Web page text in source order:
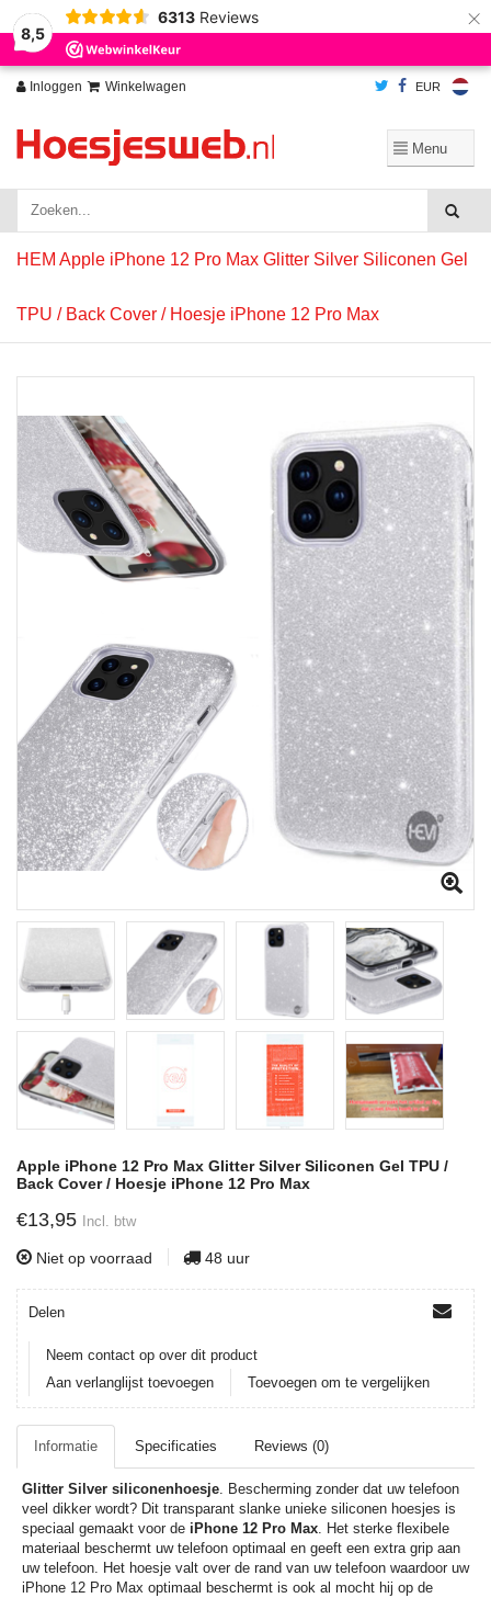
8,5
6313 Reviews ×
Inloggen Winkelwagen EUR
HEM Apple iPhone 12 Pro Max Glitter Silver Siliconen Gel
TPU / Back Cover / Hoesje iPhone 12 Pro Max
Apple iPhone 12 Pro Max Glitter Silver Siliconen Gel TPU /
Back Cover / Hoesje iPhone 12 Pro Max
€13,95 Incl. btw
Niet op voorraad 48 uur
Delen
Neem contact op over dit product
Aan verlanglijst toevoegen
Toevoegen om te vergelijken
Informatie Specificaties Reviews (0)
Glitter Silver siliconenhoesje. Bescherming zonder dat uw telefoon
veel dikker wordt? Dit transparant slanke unieke siliconen hoesjes is
speciaal gemaakt voor de iPhone 12 Pro Max. Het sterke flexibele
materiaal beschermt uw telefoon optimaal en geeft een extra grip aan
uw telefoon. Het hoesje valt over de rand van uw telefoon waardoor uw
iPhone 12 Pro Max optimaal beschermt is ook al mocht hij op de
Wij slaan cookies op om onze website te verbeteren. Is dat akkoord?
Ja
Nee